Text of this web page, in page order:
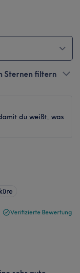
Sternen filtern
du weißt, was
Verifizierte Bewertung